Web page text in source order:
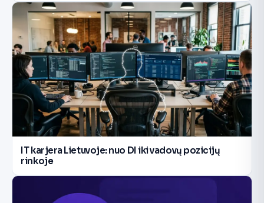
IT karjera Lietuvoje: nuo DI iki vadovų pozicijų
rinkoje